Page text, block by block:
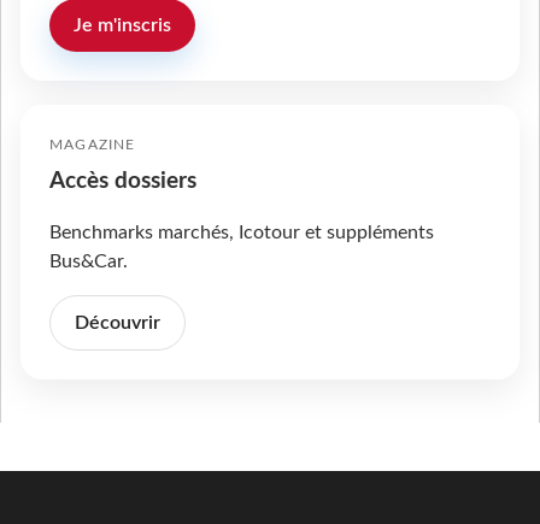
Je m'inscris
MAGAZINE
Accès dossiers
Benchmarks marchés, Icotour et suppléments
Bus&Car.
Découvrir